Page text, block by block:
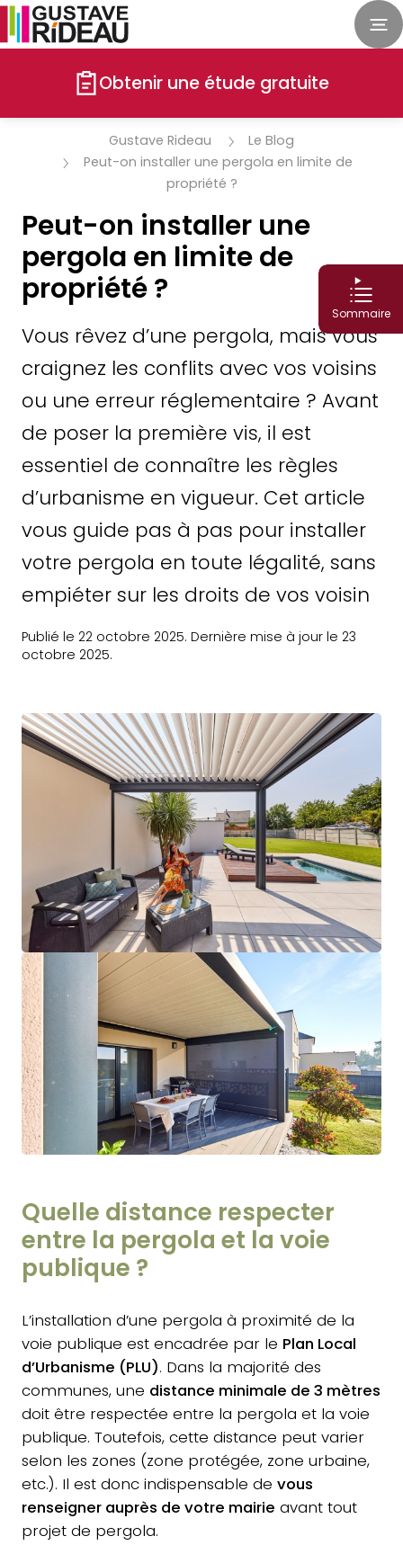
Obtenir une étude gratuite
Gustave Rideau
Le Blog
Peut-on installer une pergola en limite de
propriété ?
Peut-on installer une
pergola en limite de
propriété ?
Vous rêvez d’une pergola, mais vous
craignez les conflits avec vos voisins
ou une erreur réglementaire ? Avant
de poser la première vis, il est
essentiel de connaître les règles
d’urbanisme en vigueur. Cet article
vous guide pas à pas pour installer
votre pergola en toute légalité, sans
empiéter sur les droits de vos voisin
Publié le 22 octobre 2025. Dernière mise à jour le 23
octobre 2025.
Sommaire
Quelle distance respecter
entre la pergola et la voie
publique ?
L’installation d’une pergola à proximité de la
voie publique est encadrée par le Plan Local
d’Urbanisme (PLU). Dans la majorité des
communes, une distance minimale de 3 mètres
doit être respectée entre la pergola et la voie
publique. Toutefois, cette distance peut varier
selon les zones (zone protégée, zone urbaine,
etc.). Il est donc indispensable de vous
renseigner auprès de votre mairie avant tout
projet de pergola.